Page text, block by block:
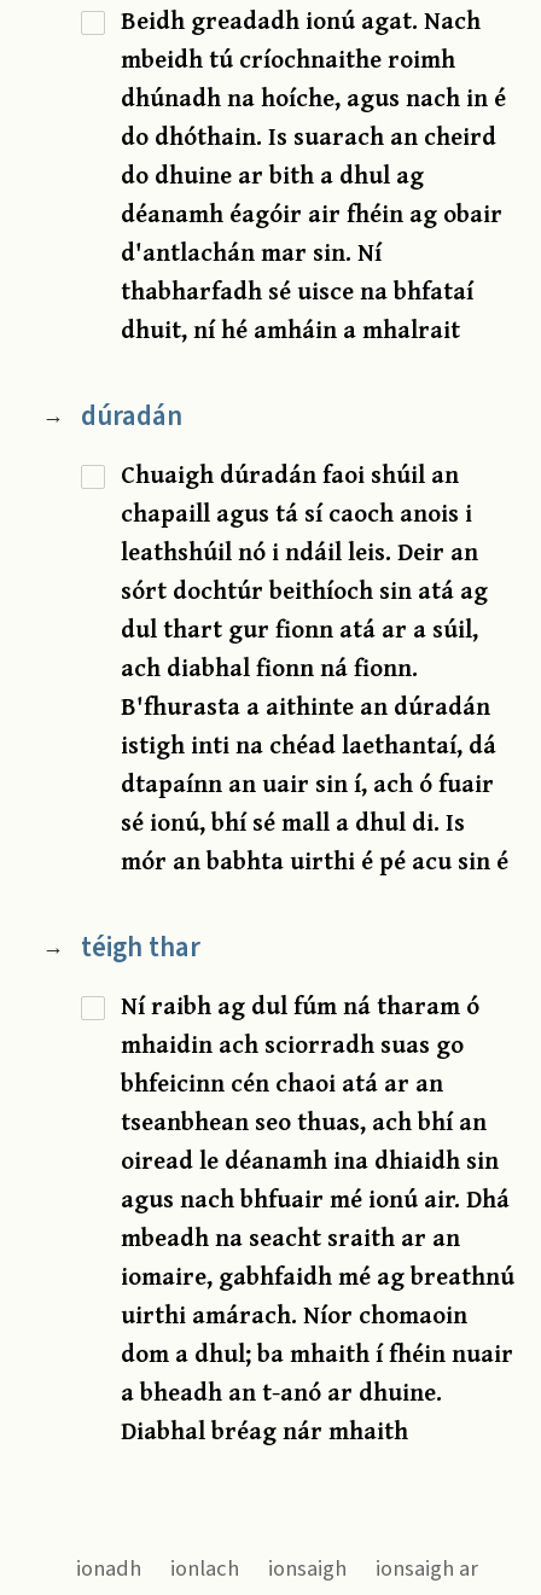
Beidh greadadh ionú agat. Nach
mbeidh tú críochnaithe roimh
dhúnadh na hoíche, agus nach in é
do dhóthain. Is suarach an cheird
do dhuine ar bith a dhul ag
déanamh éagóir air fhéin ag obair
d'antlachán mar sin. Ní
thabharfadh sé uisce na bhfataí
dhuit, ní hé amháin a mhalrait
→ dúradán
Chuaigh dúradán faoi shúil an
chapaill agus tá sí caoch anois i
leathshúil nó i ndáil leis. Deir an
sórt dochtúr beithíoch sin atá ag
dul thart gur fionn atá ar a súil,
ach diabhal fionn ná fionn.
B'fhurasta a aithinte an dúradán
istigh inti na chéad laethantaí, dá
dtapaínn an uair sin í, ach ó fuair
sé ionú, bhí sé mall a dhul di. Is
mór an babhta uirthi é pé acu sin é
→ téigh thar
Ní raibh ag dul fúm ná tharam ó
mhaidin ach sciorradh suas go
bhfeicinn cén chaoi atá ar an
tseanbhean seo thuas, ach bhí an
oiread le déanamh ina dhiaidh sin
agus nach bhfuair mé ionú air. Dhá
mbeadh na seacht sraith ar an
iomaire, gabhfaidh mé ag breathnú
uirthi amárach. Níor chomaoin
dom a dhul; ba mhaith í fhéin nuair
a bheadh an t-anó ar dhuine.
Diabhal bréag nár mhaith
ionadh ionlach ionsaigh
ionsaigh ar